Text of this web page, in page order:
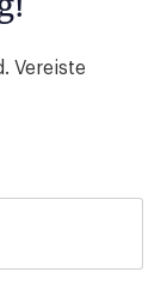
Vereiste